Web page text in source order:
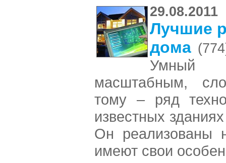
29.08.2011
Лучшие
дома
Умный
масштабным,
тому – ряд
известных
Он реализованы
имеют свои